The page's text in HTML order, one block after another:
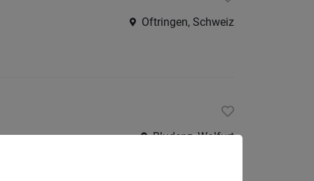
Oftringen, Schweiz
Bludenz, Wolfurt